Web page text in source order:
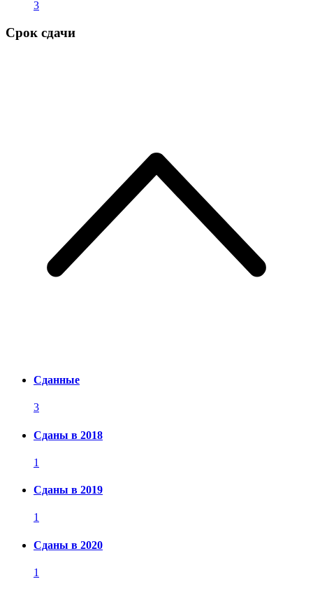
3
Срок сдачи
Сданные
3
Сданы в 2018
1
Сданы в 2019
1
Сданы в 2020
1